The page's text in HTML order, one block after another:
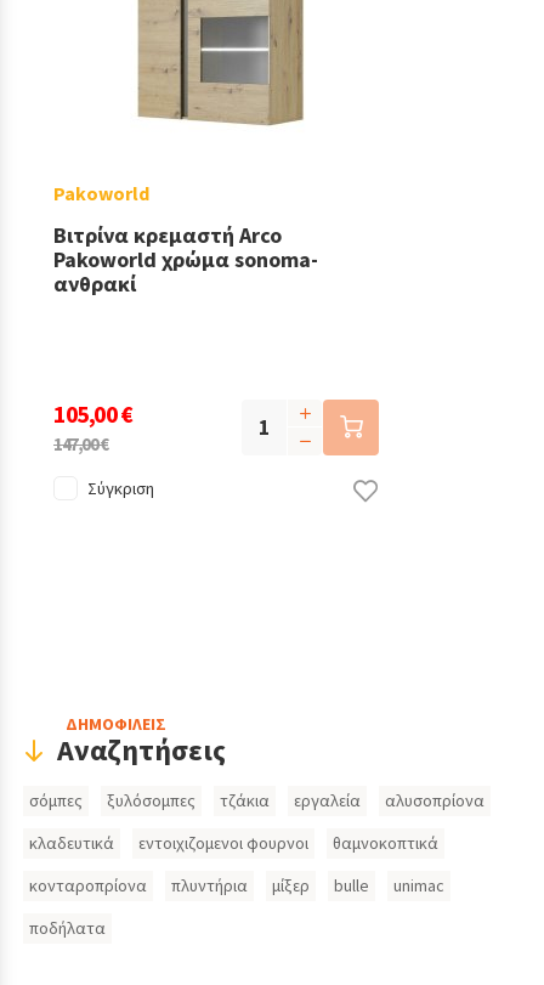
Pakoworld
Βιτρίνα κρεμαστή Arco
Pakoworld χρώμα sonoma-
ανθρακί
105,00 €
147,00 €
Σύγκριση
HeaderΔΗΜΟΦΙΛΕΙΣ
Αναζητήσεις
Search
Inputs
σόμπες ξυλόσομπες τζάκια εργαλεία
αλυσοπρίονα
κλαδευτικά
εντοιχιζομενοι φουρνοι
θαμνοκοπτικά
κονταροπρίονα
πλυντήρια μίξερ bulle
unimac
ποδήλατα